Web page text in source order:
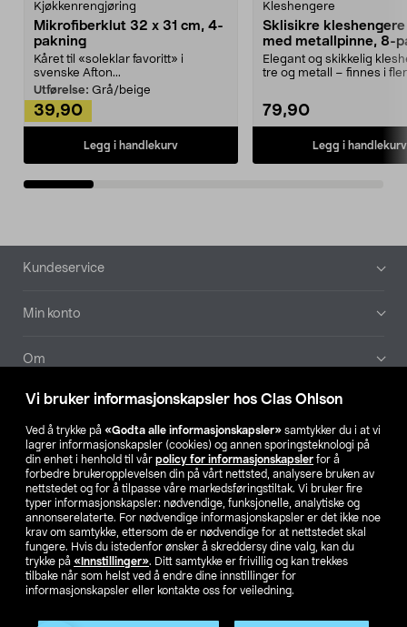
Vi bruker informasjonskapsler hos Clas Ohlson
Ved å trykke på «Godta alle informasjonskapsler» samtykker du i at vi
lagrer informasjonskapsler (cookies) og annen sporingsteknologi på
din enhet i henhold til vår policy for informasjonskapsler for å
forbedre brukeropplevelsen din på vårt nettsted, analysere bruken av
nettstedet og for å tilpasse våre markedsføringstiltak. Vi bruker fire
typer informasjonskapsler: nødvendige, funksjonelle, analytiske og
annonserelaterte. For nødvendige informasjonskapsler er det ikke noe
krav om samtykke, ettersom de er nødvendige for at nettstedet skal
fungere. Hvis du istedenfor ønsker å skreddersy dine valg, kan du
trykke på «Innstillinger». Ditt samtykke er frivillig og kan trekkes
tilbake når som helst ved å endre dine innstillinger for
informasjonskapsler eller kontakte oss for veiledning.
Kjøkkenrengjøring
Mikrofiberklut 32 x 31 cm, 4-
pakning
Kåret til «soleklar favoritt» i
svenske Afton...
Utførelse: Grå/beige
39,90
Legg i handlekurv
Kleshengere
Sklisikre
med metallpinne, 8-
Elegant og skikkelig
tre og metall – finnes i
79,90
Legg i handlekurv
Bunntekst
Kundeservice
Min konto
Om
Aktuelt
Våre selskaper
Finn din butikk
SE NO FI